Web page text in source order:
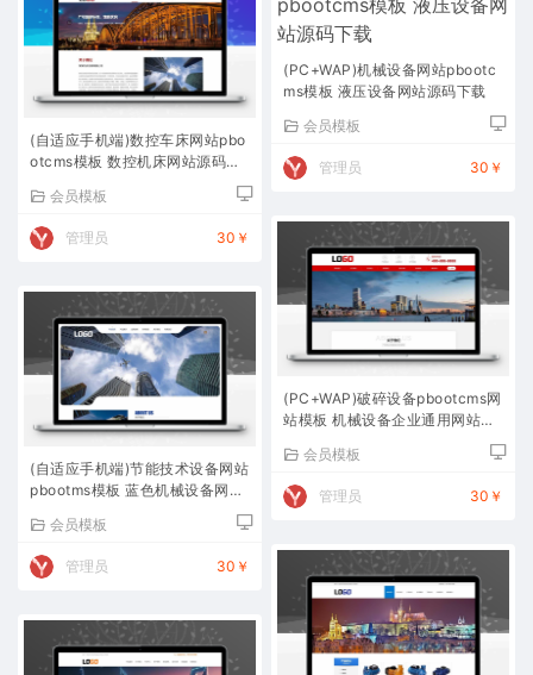
(自适应手机端)数控车床网站pbo
otcms模板 数控机床网站源码下
会员模板
管理员 30￥
(PC+WAP)机械设备网站pbootc
ms模板 液压设备网站源码下载
会员模板
管理员 30￥
(自适应手机端)节能技术设备网站
pbootms模板 蓝色机械设备网站
会员模板
管理员 30￥
(PC+WAP)破碎设备pbootcms网
站模板 机械设备企业通用网站源
会员模板
管理员 30￥